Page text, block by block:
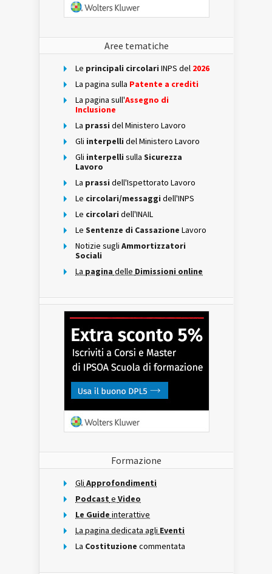
Aree tematiche
Le principali circolari INPS del 2026
La pagina sulla Patente a crediti
La pagina sull'Assegno di
Inclusione
La prassi del Ministero Lavoro
Gli interpelli del Ministero Lavoro
Gli interpelli sulla Sicurezza
Lavoro
La prassi dell'Ispettorato Lavoro
Le circolari/messaggi dell'INPS
Le circolari dell'INAIL
Le Sentenze di Cassazione Lavoro
Notizie sugli Ammortizzatori
Sociali
La pagina delle Dimissioni online
Formazione
Gli Approfondimenti
Podcast e Video
Le Guide interattive
La pagina dedicata agli Eventi
La Costituzione commentata